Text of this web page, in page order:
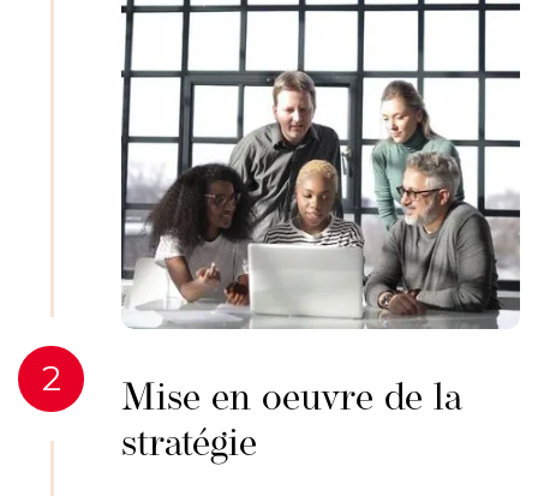
Mise en oeuvre de la
stratégie
2